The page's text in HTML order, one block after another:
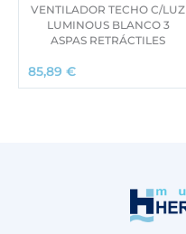
VENTILADOR TECHO C/LUZ
LUMINOUS BLANCO 3
ASPAS RETRÁCTILES
85,89 €